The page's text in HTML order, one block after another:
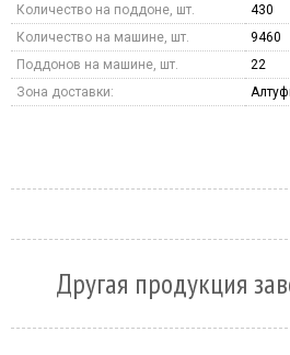
Количество на поддоне, шт.
430
Количество на машине, шт.
9460
Поддонов на машине, шт.
22
Зона доставки:
Другая продукция